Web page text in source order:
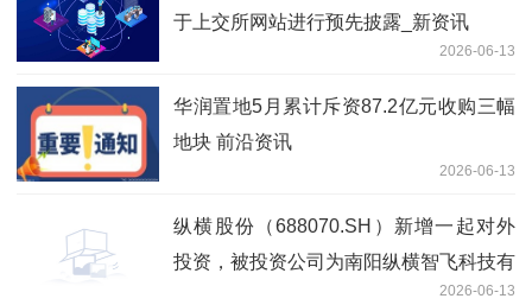
于上交所网站进行预先披露_新资讯
2026-06-13
华润置地5月累计斥资87.2亿元收购三幅
地块 前沿资讯
2026-06-13
纵横股份（688070.SH）新增一起对外
投资，被投资公司为南阳纵横智飞科技有
2026-06-13